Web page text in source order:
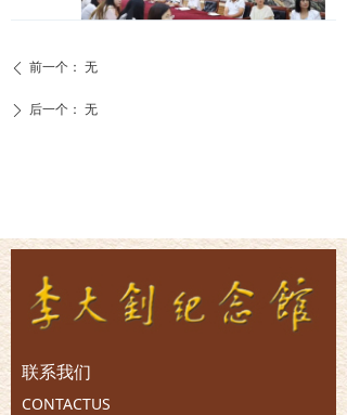
ꄴ 前一个： 无
ꄲ 后一个： 无
联系我们
CONTACTUS